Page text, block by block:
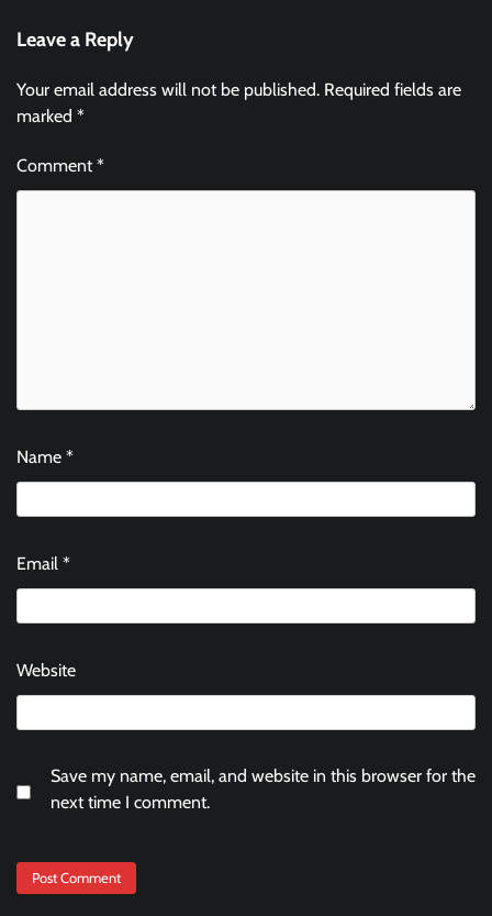
Leave a Reply
Your email address will not be published. Required fields are
marked *
Comment*
Name *
Email *
Website
Save my name, email, and website in this browser for the
next time I comment.